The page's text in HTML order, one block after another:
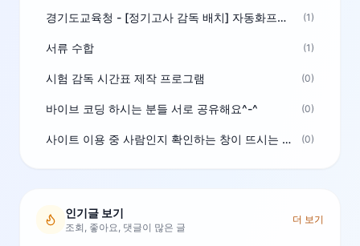
경기도교육청 - [정기고사 감독 배치] 자동화프로그램 보급 (1)
서류 수합 (1)
시험 감독 시간표 제작 프로그램 (0)
바이브 코딩 하시는 분들 서로 공유해요^-^ (0)
사이트 이용 중 사람인지 확인하는 창이 뜨시는 분은 알려주세요 (0)
인기글 보기
조회, 좋아요, 댓글이 많은 글
더 보기